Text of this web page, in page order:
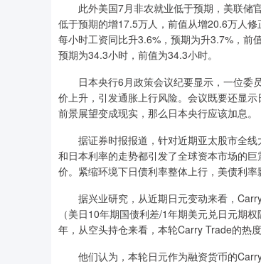
此外美国7月非农就业低于预期，美联储官
低于预期的增17.5万人，前值从增20.6万人
每小时工资同比升3.6%，预期为升3.7%，前
预期为34.3小时，前值为34.3小时。
日本央行6月政策会议纪要显示，一位委
价上升，引发通胀上行风险。会议既要还显
前景展望变成现实，那么日本央行应该加息。
据证券时报报道，针对近期亚太股市全线
和日本利率的走势都引发了全球资本市场的
价。紧缩环境下日债利率整体上行，美债利率
据兴业研究，从近期日元变动来看，Carry
（美日10年期国债利差/1年期美元兑日元期
年，从空头持仓来看，本轮Carry Trade的热
他们认为，本轮日元作为融资货币的Carry